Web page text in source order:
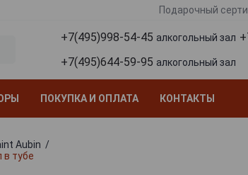
Подарочный
+7(495)998-54-45 алкогольный зал
+7(495)644-59-95 алкогольный зал
ПОКУПКА И ОПЛАТА КОНТАКТЫ
Aubin
в тубе